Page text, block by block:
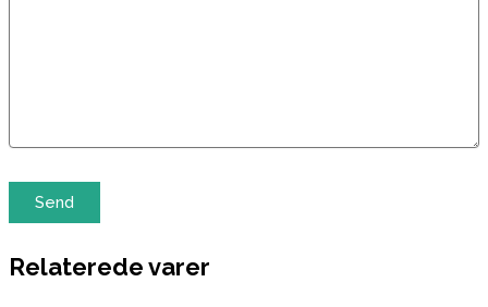
Relaterede varer